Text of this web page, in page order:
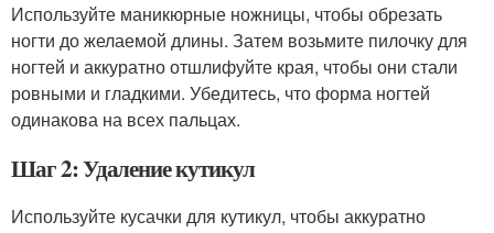
Используйте маникюрные ножницы, чтобы обрезать
ногти до желаемой длины. Затем возьмите пилочку для
ногтей и аккуратно отшлифуйте края, чтобы они стали
ровными и гладкими. Убедитесь, что форма ногтей
одинакова на всех пальцах.
Шаг 2: Удаление кутикул
Используйте кусачки для кутикул, чтобы аккуратно